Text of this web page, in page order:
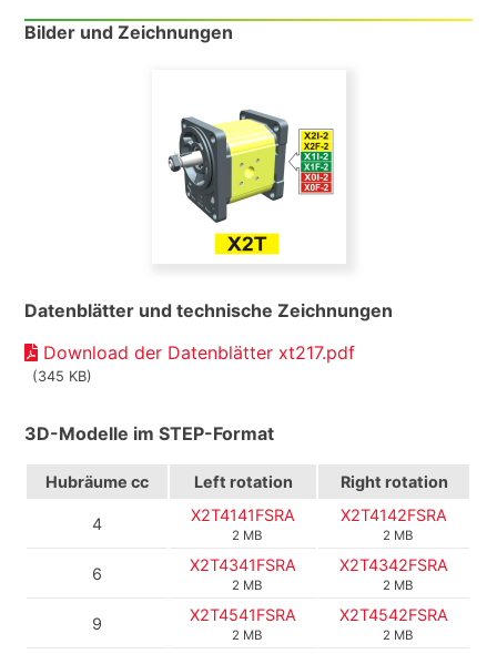
Bilder und Zeichnungen
Datenblätter und technische Zeichnungen
Download der Datenblätter xt217.pdf
(345 KB)
3D-Modelle im STEP-Format
Hubräume cc Left rotation Right rotation
4 X2T4141FSRA
2 MB
X2T4142FSRA
2 MB
6 X2T4341FSRA
2 MB
X2T4342FSRA
2 MB
9 X2T4541FSRA
2 MB
X2T4542FSRA
2 MB